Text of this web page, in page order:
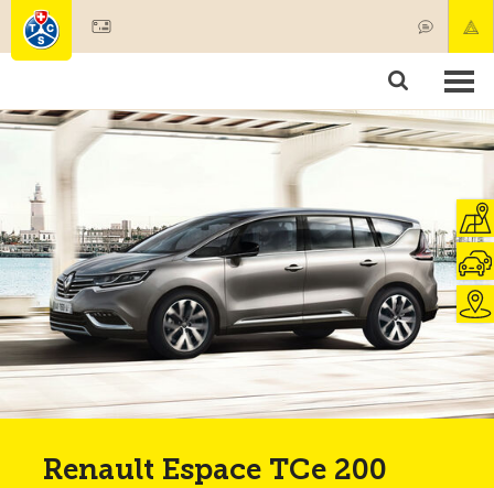
Mitgliedschaft & Leistungen
Test, Sicherheit & Gesundheit
Renault Espace TCe 200